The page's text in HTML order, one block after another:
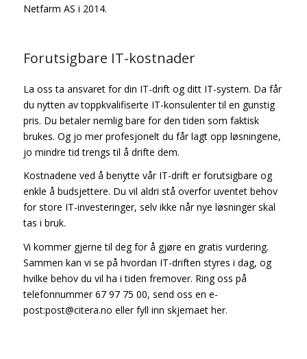
Netfarm AS i 2014.
Forutsigbare IT-kostnader
La oss ta ansvaret for din IT-drift og ditt IT-system. Da får
du nytten av toppkvalifiserte IT-konsulenter til en gunstig
pris. Du betaler nemlig bare for den tiden som faktisk
brukes. Og jo mer profesjonelt du får lagt opp løsningene,
jo mindre tid trengs til å drifte dem.
Kostnadene ved å benytte vår IT-drift er forutsigbare og
enkle å budsjettere. Du vil aldri stå overfor uventet behov
for store IT-investeringer, selv ikke når nye løsninger skal
tas i bruk.
Vi kommer gjerne til deg for å gjøre en gratis vurdering.
Sammen kan vi se på hvordan IT-driften styres i dag, og
hvilke behov du vil ha i tiden fremover. Ring oss på
telefonnummer 67 97 75 00, send oss en e-
post:post@citera.no eller fyll inn skjemaet her.